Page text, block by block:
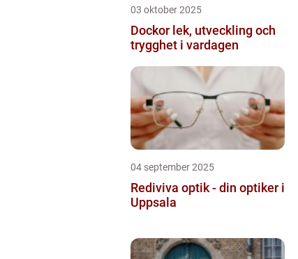
03 oktober 2025
Dockor lek, utveckling och
trygghet i vardagen
04 september 2025
Rediviva optik - din optiker i
Uppsala